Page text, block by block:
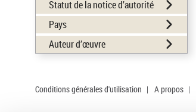
Statut de la notice d’autorité
Pays
Auteur d’œuvre
Conditions générales d'utilisation | A propos |